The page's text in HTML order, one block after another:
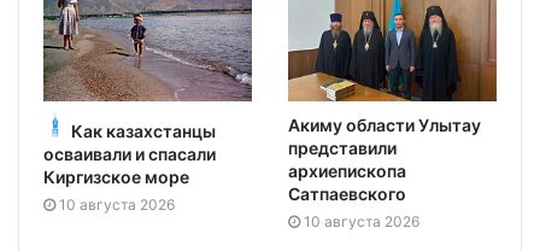
Как казахстанцы
осваивали и спасали
Киргизское море
10 августа 2026
Акиму области Улытау
представили
архиепископа
Сатпаевского
10 августа 2026